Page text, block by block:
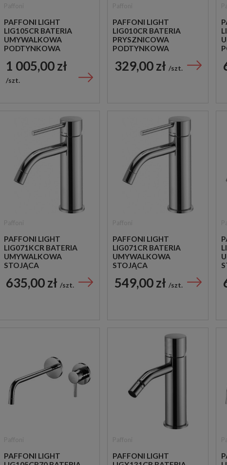
PAFFONI LIGHT
LIG105CR BATERIA
UMYWALKOWA
PODTYNKOWA
CHROM
1 005,00 zł
szt.
PAFFONI LIGHT
LIG010CR BATERIA
PRYSZNICOWA
PODTYNKOWA
CHROM
329,00 zł szt.
PAFFONI LIGHT
LIG071KCR BATERIA
UMYWALKOWA
STOJĄCA
CHROM
635,00 zł szt.
PAFFONI LIGHT
LIG071CR BATERIA
UMYWALKOWA
STOJĄCA
CHROM
549,00 zł szt.
PAFFONI LIGHT
PAFFONI LIGHT